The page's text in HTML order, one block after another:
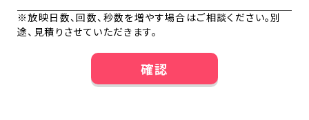
※放映日数、回数、秒数を増やす場合はご相談ください。別
途、見積りさせていただきます。
確認